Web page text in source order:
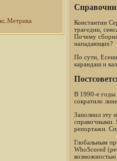
Константин
трагедии,
Почему
нападающих?
По сути,
карандаш и
В 1990-е годы
сократило
Заполнил эту
справочными.
репортажи.
Глобальным
WhoScored
возможностью